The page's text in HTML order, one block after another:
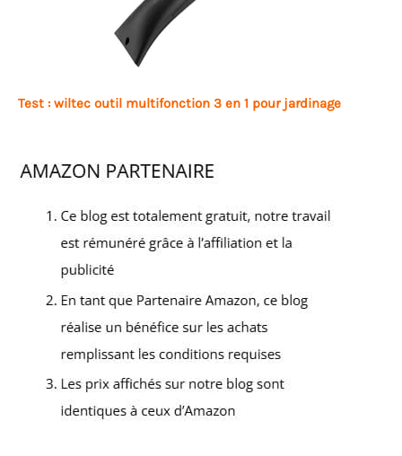
Test : wiltec outil multifonction 3 en 1 pour jardinage